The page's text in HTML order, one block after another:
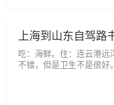
上海到山东自驾路
吃：海鲜。住：连云港远
不错，但是卫生不是很好
国文明风景旅游区示范